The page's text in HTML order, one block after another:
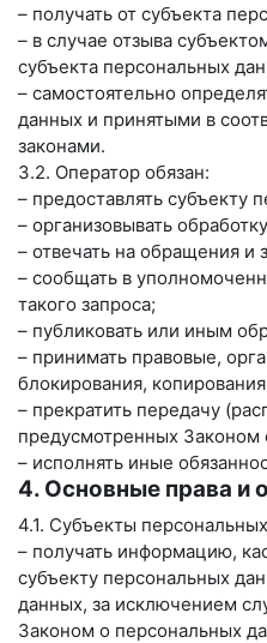
– получать от субъекта
– в случае отзыва
субъекта персональных
– самостоятельно
данных и принятыми в
законами.
3.2. Оператор обязан:
– предоставлять
– организовывать
– отвечать на обращения и
– сообщать в
такого запроса;
– публиковать или иным
– принимать правовые,
блокирования,
– прекратить передачу
предусмотренных Законом
– исполнять иные
4. Основные права и
4.1. Субъекты
– получать информацию,
субъекту персональных
данных, за исключением
Законом о персональных